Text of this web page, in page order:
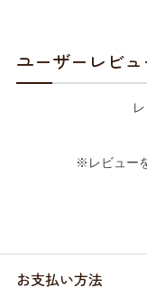
ユーザーレビュ
※レビュー
お支払い方法